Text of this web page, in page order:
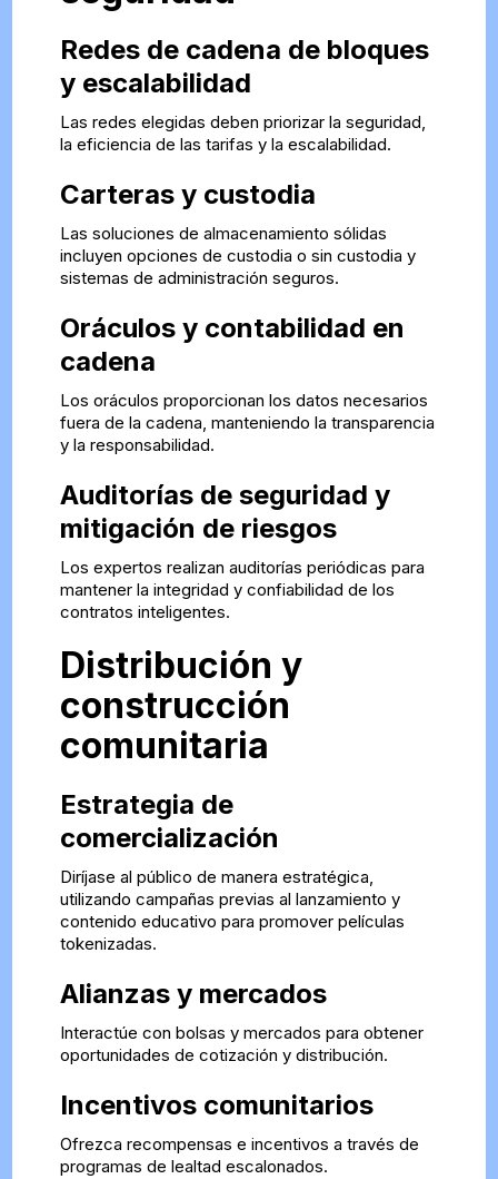
Redes de cadena de bloques
y escalabilidad
Las redes elegidas deben priorizar la seguridad,
la eficiencia de las tarifas y la escalabilidad.
Carteras y custodia
Las soluciones de almacenamiento sólidas
incluyen opciones de custodia o sin custodia y
sistemas de administración seguros.
Oráculos y contabilidad en
cadena
Los oráculos proporcionan los datos necesarios
fuera de la cadena, manteniendo la transparencia
y la responsabilidad.
Auditorías de seguridad y
mitigación de riesgos
Los expertos realizan auditorías periódicas para
mantener la integridad y confiabilidad de los
contratos inteligentes.
Distribución y
construcción
comunitaria
Estrategia de
comercialización
Diríjase al público de manera estratégica,
utilizando campañas previas al lanzamiento y
contenido educativo para promover películas
tokenizadas.
Alianzas y mercados
Interactúe con bolsas y mercados para obtener
oportunidades de cotización y distribución.
Incentivos comunitarios
Ofrezca recompensas e incentivos a través de
programas de lealtad escalonados.